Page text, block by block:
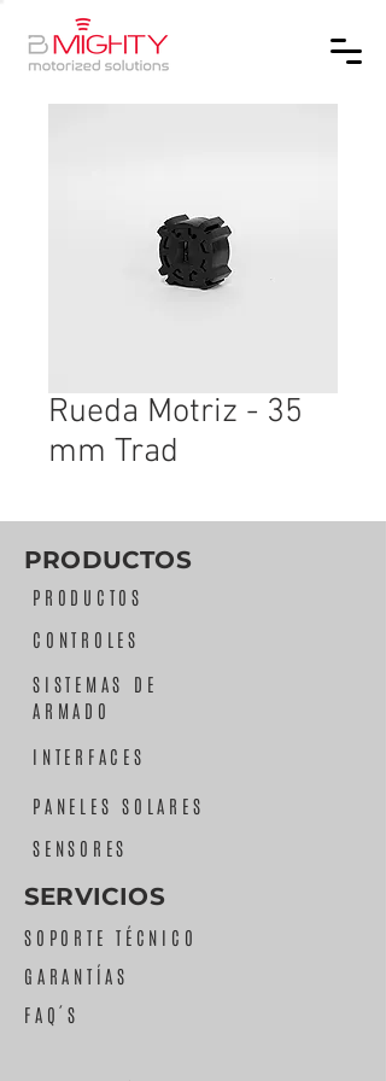
Rueda Motriz - 35
mm Trad
PRODUCTOS
PRODUCTOS
CONTROLES
SISTEMAS DE
ARMADO
INTERFACES
PANELES SOLARES
SENSORES
SERVICIOS
SOPORTE TÉCNICO
GARANTÍAS
FAQ´S